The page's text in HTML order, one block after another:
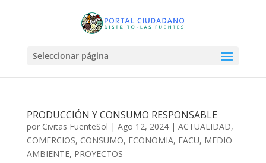
Seleccionar página
PRODUCCIÓN Y CONSUMO RESPONSABLE
por Civitas FuenteSol | Ago 12, 2024| ACTUALIDAD,
COMERCIOS, CONSUMO, ECONOMIA, FACU, MEDIO
AMBIENTE, PROYECTOS